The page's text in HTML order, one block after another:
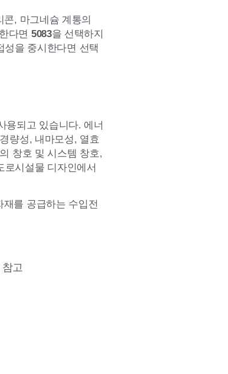
콘, 마그네슘 계통의
다면 5083을 선택하지
성을 중시한다면 선택
용되고 있습니다. 에너
량성, 내마모성, 열효
창호 및 시스템 창호,
로시설물 디자인에서
를 공급하는 수입전
고